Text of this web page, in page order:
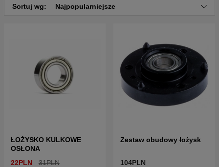
Sortuj wg: Najpopularniejsze
ŁOŻYSKO KULKOWE
OSŁONA
22PLN
31PLN
Zestaw obudowy łożysk
104PLN